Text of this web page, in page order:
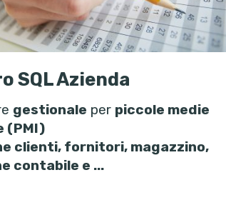
SQL Azienda
gestionale per piccole medie
(PMI)
clienti, fornitori, magazzino,
contabile e ...